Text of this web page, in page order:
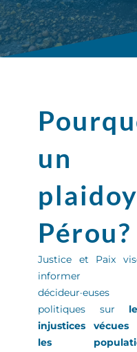
un
Pérou?
Justice et Paix
informer
décideur·euses
politiques sur
injustices vécues
les